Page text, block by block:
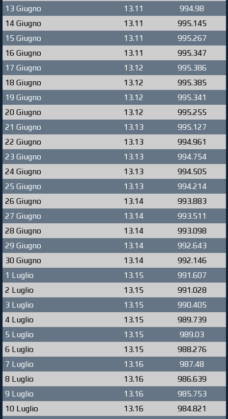
13 Giugno
13.11
994.98
14 Giugno
13.11
995.145
15 Giugno
13.11
995.267
16 Giugno
13.11
995.347
17 Giugno
13.12
995.386
18 Giugno
13.12
995.385
19 Giugno
13.12
995.341
20 Giugno
13.12
995.255
21 Giugno
13.13
995.127
22 Giugno
13.13
994.961
23 Giugno
13.13
994.754
24 Giugno
13.13
994.505
25 Giugno
13.13
994.214
26 Giugno
13.14
993.883
27 Giugno
13.14
993.511
28 Giugno
13.14
993.098
29 Giugno
13.14
992.643
30 Giugno
13.14
992.146
1 Luglio
13.15
991.607
2 Luglio
13.15
991.028
3 Luglio
13.15
990.405
4 Luglio
13.15
989.739
5 Luglio
13.15
989.03
6 Luglio
13.15
988.276
7 Luglio
13.16
987.48
8 Luglio
13.16
986.639
9 Luglio
13.16
985.753
10 Luglio
13.16
984.821